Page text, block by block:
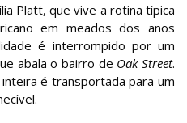
Platt, que vive a rotina típica
em meados dos anos
é interrompido por um
abala o bairro de Oak Street.
é transportada para um